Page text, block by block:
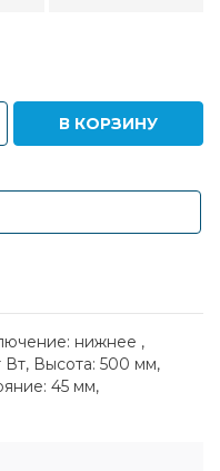
В КОРЗИНУ
нижнее ,
Вт, Высота: 500 мм,
45 мм,